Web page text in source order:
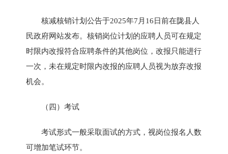
核减核销计划公告于2025年7月16日前在陇县人
民政府网站发布。核销岗位计划的应聘人员可在规定
时限内改报符合应聘条件的其他岗位，改报只能进行
一次，未在规定时限内改报的应聘人员视为放弃改报
机会。
（四）考试
考试形式一般采取面试的方式，视岗位报名人数
可增加笔试环节。